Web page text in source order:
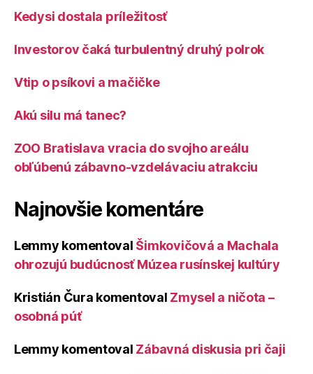
Kedysi dostala príležitosť
Investorov čaká turbulentný druhý polrok
Vtip o psíkovi a mačičke
Akú silu má tanec?
ZOO Bratislava vracia do svojho areálu
obľúbenú zábavno-vzdelávaciu atrakciu
Najnovšie komentáre
Lemmy komentoval Šimkovičová a Machala
ohrozujú budúcnosť Múzea rusínskej kultúry
Kristián Čura komentoval Zmysel a ničota –
osobná púť
Lemmy komentoval Zábavná diskusia pri čaji